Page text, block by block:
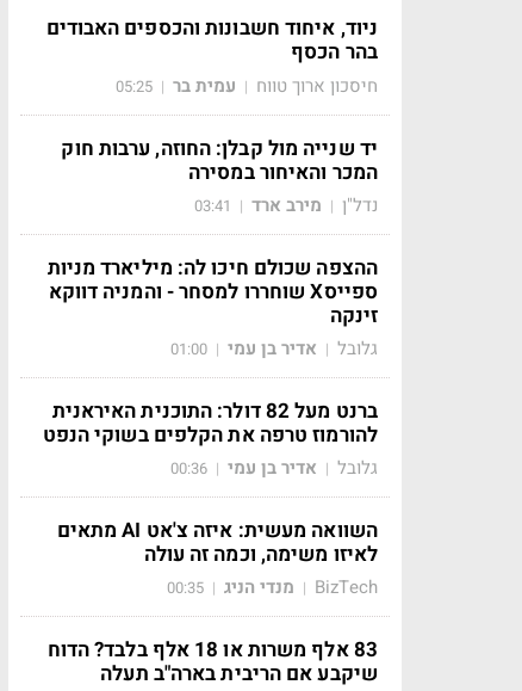
ניוד, איחוד חשבונות והכספים האבודים
בהר הכסף
חיסכון ארוך טווח | עמית בר |
05:25
יד שנייה מול קבלן: החוזה, ערבות חוק
המכר והאיחור במסירה
נדל"ן | מירב ארד |
03:41
ההצפה שכולם חיכו לה: מיליארד מניות
ספייסX שוחררו למסחר - והמניה דווקא
זינקה
גלובל | אדיר בן עמי |
01:00
ברנט מעל 82 דולר: התוכנית האיראנית
להורמוז טרפה את הקלפים בשוקי הנפט
גלובל | אדיר בן עמי |
00:36
השוואה מעשית: איזה צ'אט AI מתאים
לאיזו משימה, וכמה זה עולה
BizTech
| מנדי הניג |
00:35
83 אלף משרות או 18 אלף בלבד? הדוח
שיקבע אם הריבית בארה"ב תעלה